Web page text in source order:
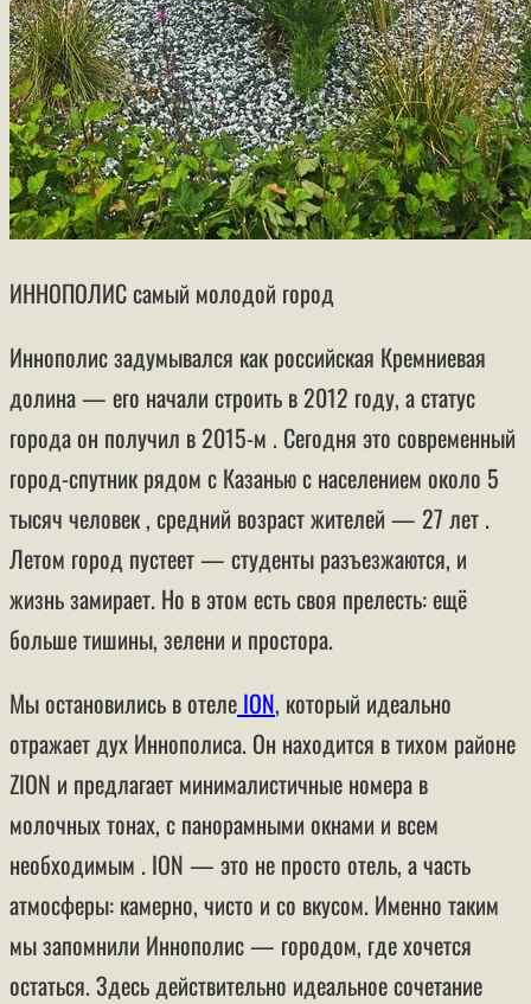
ИННОПОЛИСсамый молодой город
Иннополис задумывался как российская Кремниевая
долина — его начали строить в 2012 году, а статус
города он получил в 2015-м . Сегодня это современный
город-спутник рядом с Казанью с населением около 5
тысяч человек , средний возраст жителей — 27 лет .
Летом город пустеет — студенты разъезжаются, и
жизнь замирает. Но в этом есть своя прелесть: ещё
больше тишины, зелени и простора.
Мы остановились в отеле ION, который идеально
отражает дух Иннополиса. Он находится в тихом районе
ZION и предлагает минималистичные номера в
молочных тонах, с панорамными окнами и всем
необходимым . ION — это не просто отель, а часть
атмосферы: камерно, чисто и со вкусом. Именно таким
мы запомнили Иннополис — городом, где хочется
остаться. Здесь действительно идеальное сочетание